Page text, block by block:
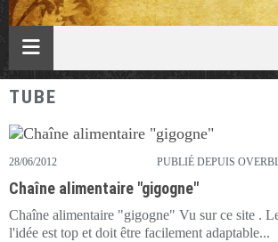
TUBE
28/06/2012 PUBLIÉ DEPUIS
Chaîne alimentaire "gigogne"
Chaîne alimentaire "gigogne" Vu sur ce site .
l'idée est top et doit être facilement adaptable...